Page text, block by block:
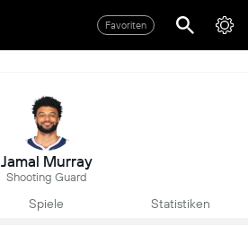
Favoriten
Jamal Murray
Shooting Guard
Spiele Statistiken